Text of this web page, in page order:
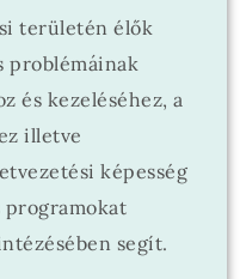
területén élők
problémáinak
és kezeléséhez, a
illetve
képesség
programokat
segít.